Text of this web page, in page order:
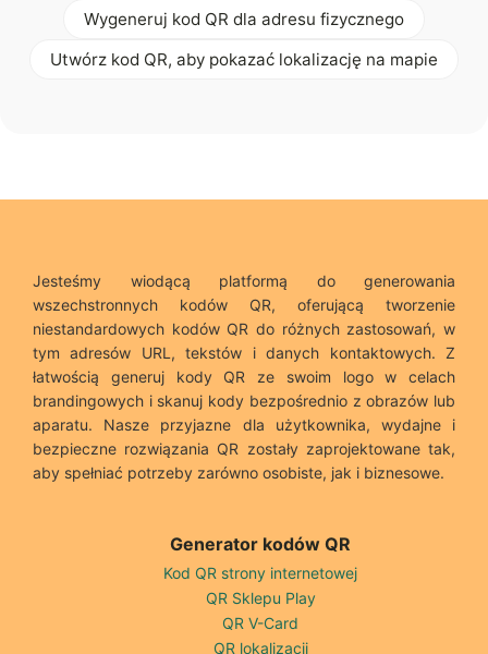
Wygeneruj kod QR dla adresu fizycznego
Utwórz kod QR, aby pokazać lokalizację na mapie
Jesteśmy wiodącą platformą do generowania
wszechstronnych kodów QR, oferującą tworzenie
niestandardowych kodów QR do różnych zastosowań, w
tym adresów URL, tekstów i danych kontaktowych. Z
łatwością generuj kody QR ze swoim logo w celach
brandingowych i skanuj kody bezpośrednio z obrazów lub
aparatu. Nasze przyjazne dla użytkownika, wydajne i
bezpieczne rozwiązania QR zostały zaprojektowane tak,
aby spełniać potrzeby zarówno osobiste, jak i biznesowe.
Generator kodów QR
Kod QR strony internetowej
QR Sklepu Play
QR V-Card
QR lokalizacji